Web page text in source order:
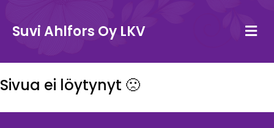
Suvi Ahlfors Oy LKV
Sivua ei löytynyt 🙁